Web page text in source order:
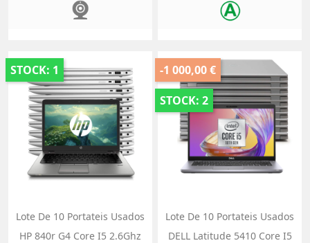
STOCK: 1
Lote De 10 Portateis Usados
HP 840r G4 Core I5 2.6Ghz
-1 000,00 €
STOCK: 2
Lote De 10 Portateis Usados
DELL Latitude 5410 Core I5